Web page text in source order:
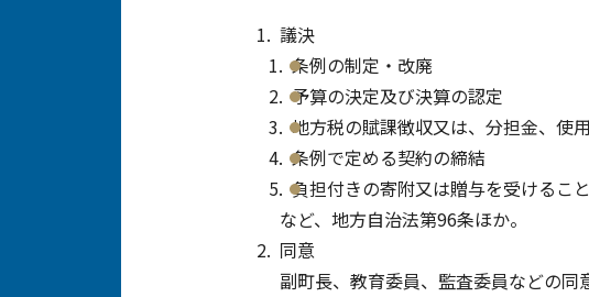
議決
条例の制定・改廃
予算の決定及び決算の認定
地方税の賦課徴収又は、分担金、使
条例で定める契約の締結
負担付きの寄附又は贈与を受けること
など、地方自治法第96条ほか。
同意
副町長、教育委員、監査委員などの同